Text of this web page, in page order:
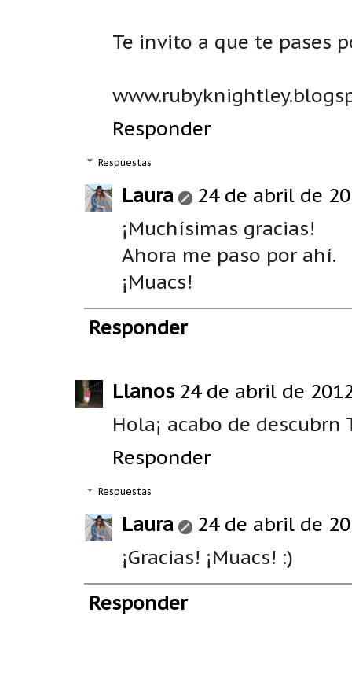
Te invito a que te pases
Responder
Respuestas
Laura
24 de abril de
¡Muchísimas gracias!
Ahora me paso por ahí.
¡Muacs!
Responder
Llanos 24 de abril de
Hola¡ acabo de descubrn
Responder
Respuestas
Laura
24 de abril de
¡Gracias! ¡Muacs! :)
Responder